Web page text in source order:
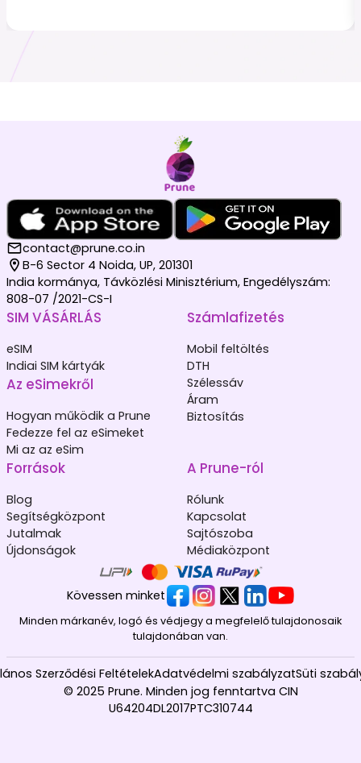
contact@prune.co.in
B-6 Sector 4 Noida, UP, 201301
India kormánya, Távközlési Minisztérium, Engedélyszám:
808-07 /2021-CS-I
SIM VÁSÁRLÁS
eSIM
Indiai SIM kártyák
Az eSimekről
Hogyan működik a Prune
Fedezze fel az eSimeket
Mi az az eSim
Számlafizetés
Mobil feltöltés
DTH
Szélessáv
Áram
Biztosítás
Források
Blog
Segítségközpont
Jutalmak
Újdonságok
A Prune-ról
Rólunk
Kapcsolat
Sajtószoba
Médiaközpont
Kövessen minket
Minden márkanév, logó és védjegy a megfelelő tulajdonosaik
tulajdonában van.
© 2025 Prune. Minden jog fenntartva CIN
U64204DL2017PTC310744
Szerződési FeltételekAdatvédelmi szabályzatSüti